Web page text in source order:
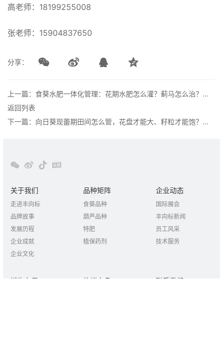
高老师：18199255008
张老师：15904837650
分享：
上一篇：食葵水肥一体化管理：花期水肥怎么灌？蓟马怎么治？一次说清
返回列表
下一篇：向日葵现蕾期田间怎么管，花盘才能大、籽粒才能饱？水肥药方案全在这
关于我们
走进丰向标
品牌故事
发展历程
企业成就
企业文化
品种矩阵
食葵品种
葫芦品种
特肥
植保药剂
企业动态
国际展会
丰向标新闻
员工风采
技术服务
销售布局 终端产品 联系我们